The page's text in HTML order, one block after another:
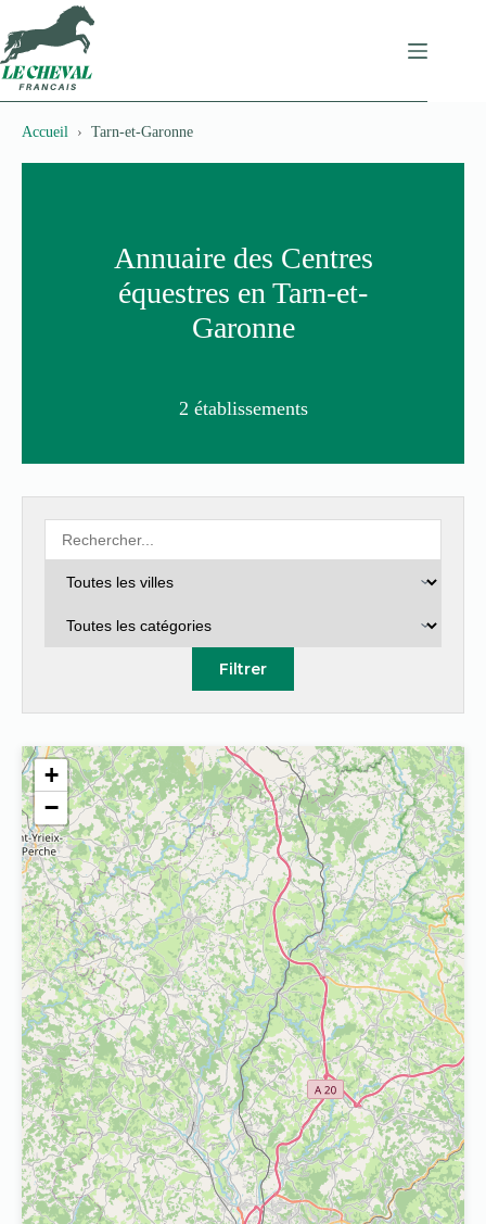
au
contenu
Accueil Tarn-et-Garonne
Annuaire des Centres
équestres en Tarn-et-
Garonne
2 établissements
Filtrer
+
−